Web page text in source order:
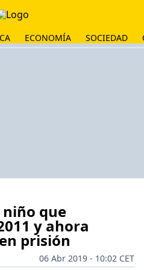
ECONOMÍA SOCIEDAD
niño que
y ahora
prisión
06 Abr 2019 - 10:02 CET